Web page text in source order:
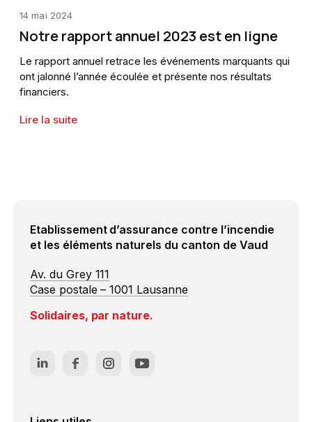
14 mai 2024
Notre rapport annuel 2023 est en ligne
Le rapport annuel retrace les événements marquants qui
ont jalonné l’année écoulée et présente nos résultats
financiers.
Lire la suite
Etablissement d’assurance contre l’incendie
et les éléments naturels du canton de Vaud
Av. du Grey 111
Case postale – 1001 Lausanne
Solidaires, par nature.